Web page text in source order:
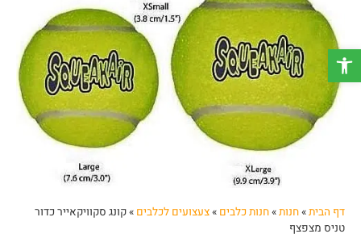
פתח סרגל נגישות
דף הבית»חנות»חנות כלבים »צעצועים לכלבים »קונג סקוויקאייר כדור
טניס מצפצף